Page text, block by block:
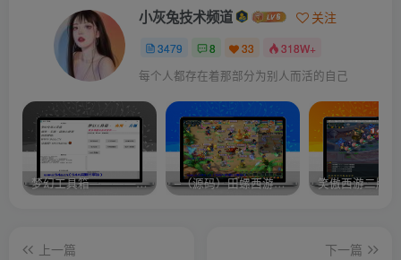
小灰兔技术频道 关注
3479 8 33 318W+
每个人都存在着那部分为别人而活的自己
梦幻工具箱————-免费 –（源码）田螺西游9.0 假人摆摊18门派飞升渡劫化圣助战最新BB谛听…. 笑傲西游二版-
上一篇
下一篇